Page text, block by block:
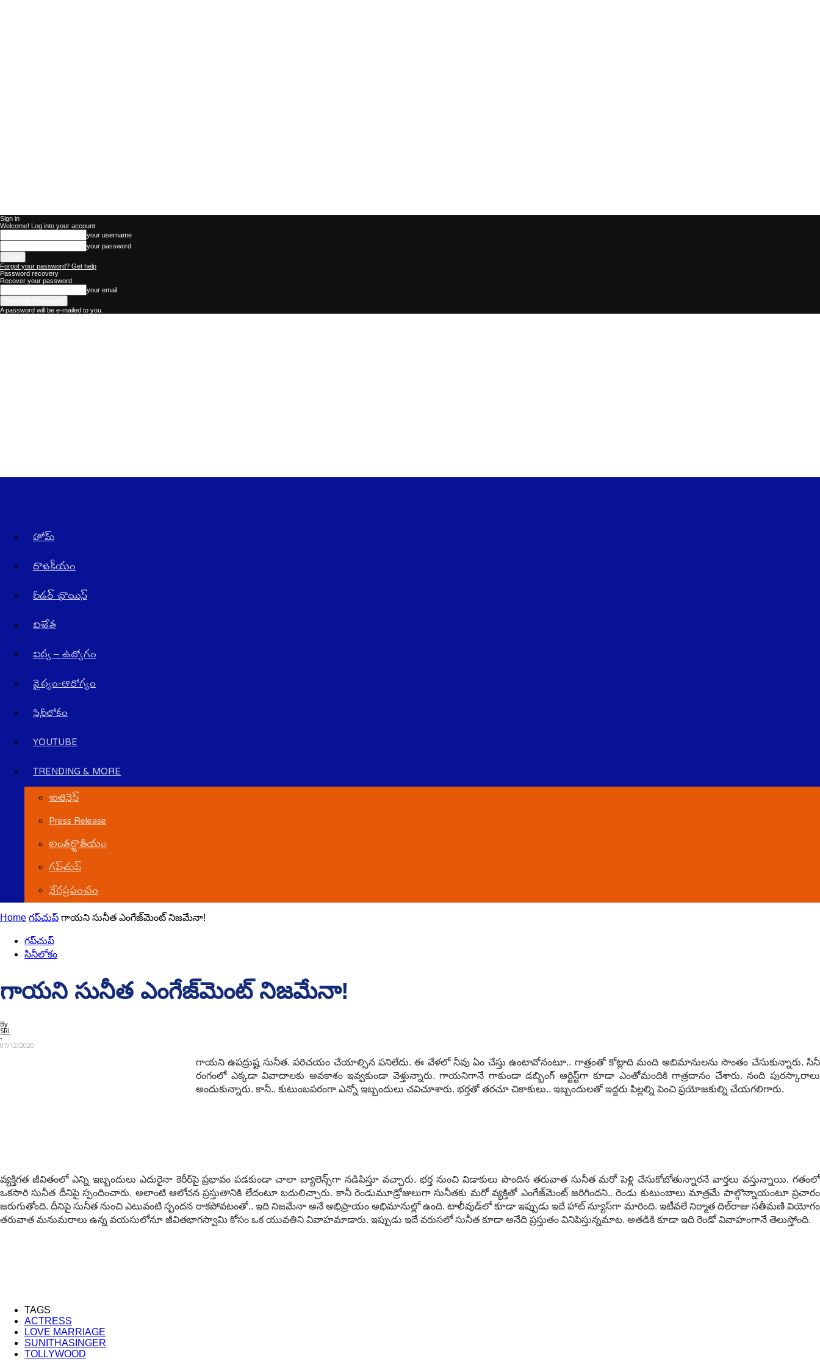
Sign in
Welcome! Log into your account
your username
your password
Forgot your password? Get help
Password recovery
Recover your password
your email
A password will be e-mailed to you.
హోమ్
రాజ‌కీయం
రీడర్ ఛాయిస్
విజేత
విద్య – ఉద్యోగం
వైద్యం-ఆరోగ్యం
సినీలోకం
YOUTUBE
TRENDING & MORE
బిజినెస్
Press Release
అంతర్జాతీయం
గ‌ప్‌చుప్
నేర‌ప్ర‌పంచం
Home గ‌ప్‌చుప్ గాయని సునీత ఎంగేజ్‌మెంట్ నిజ‌మేనా!
గ‌ప్‌చుప్
సినీలోకం
గాయని సునీత ఎంగేజ్‌మెంట్ నిజ‌మేనా!
By
SRI
-
07/12/2020
గాయ‌ని ఉప‌ద్రుష్ట సునీత‌. ప‌రిచ‌యం చేయాల్సిన ప‌నిలేదు. ఈ వేళ‌లో నీవు ఏం చేస్తు ఉంటావోనంటూ.. గాత్రంతో కోట్లాది మంది అబిమానుల‌ను సొంతం చేసుకున్నారు. సినీ
రంగంలో ఎక్క‌డా వివాదాల‌కు అవ‌కాశం ఇవ్వ‌కుండా వెళ్తున్నారు. గాయ‌నిగానే గాకుండా డ‌బ్బింగ్ ఆర్టిస్ట్‌గా కూడా ఎంతోమందికి గాత్ర‌దానం చేశారు. నంది పుర‌స్కారాలు
అందుకున్నారు. కానీ.. కుటుంబప‌రంగా ఎన్నో ఇబ్బందులు చ‌విచూశారు. భ‌ర్త‌తో త‌ర‌చూ చికాకులు.. ఇబ్బందుల‌తో ఇద్ద‌రు పిల్ల‌ల్ని పెంచి ప్ర‌యోజ‌కుల్ని చేయ‌గ‌లిగారు.
వ్య‌క్తిగ‌త జీవితంలో ఎన్ని ఇబ్బందులు ఎదురైనా కెరీర్‌పై ప్ర‌భావం ప‌డ‌కుండా చాలా బ్యాలెన్స్‌గా న‌డిపిస్తూ వ‌చ్చారు. భ‌ర్త నుంచి విడాకులు పొందిన త‌రువాత సునీత మ‌రో పెళ్లి చేసుకోబోతున్నార‌నే వార్త‌లు వ‌స్తున్నాయి. గ‌తంలో
ఒక‌సారి సునీత దీనిపై స్పందించారు. అలాంటి ఆలోచ‌న ప్ర‌స్తుతానికి లేదంటూ బ‌దులిచ్చారు. కానీ రెండుమూడ్రోజులుగా సునీత‌కు మ‌రో వ్య‌క్తితో ఎంగేజ్‌మెంట్ జ‌రిగింద‌ని.. రెండు కుటుంబాలు మాత్ర‌మే పాల్గొన్నాయంటూ ప్ర‌చారం
జ‌రుగుతోంది. దీనిపై సునీత నుంచి ఎటువంటి స్పంద‌న రాక‌పోవ‌టంతో.. ఇది నిజ‌మేనా అనే అభిప్రాయం అభిమానుల్లో ఉంది. టాలీవుడ్‌లో కూడా ఇప్పుడు ఇదే హాట్ న్యూస్‌గా మారింది. ఇటీవ‌లే నిర్మాత దిల్‌రాజు స‌తీమ‌ణి వియోగం
త‌రువాత మ‌నుమ‌రాలు ఉన్న వ‌య‌సులోనూ జీవిత‌భాగ‌స్వామి కోసం ఒక యువ‌తిని వివాహ‌మాడారు. ఇప్పుడు ఇదే వ‌రుస‌లో సునీత కూడా అనేది ప్ర‌స్తుతం వినిపిస్తున్న‌మాట‌. అత‌డికి కూడా ఇది రెండో వివాహంగానే తెలుస్తోంది.
TAGS
ACTRESS
LOVE MARRIAGE
SUNITHASINGER
TOLLYWOOD